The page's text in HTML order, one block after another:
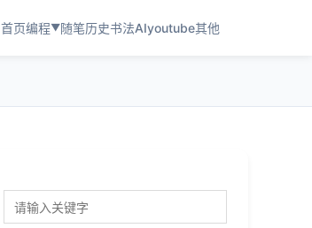
首页编程▼随笔历史书法AIyoutube其他